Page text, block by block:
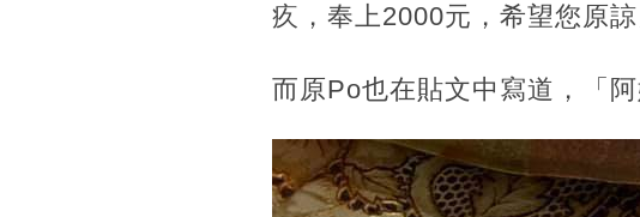
疚，奉上2000元，希望您原諒
而原Po也在貼文中寫道，「